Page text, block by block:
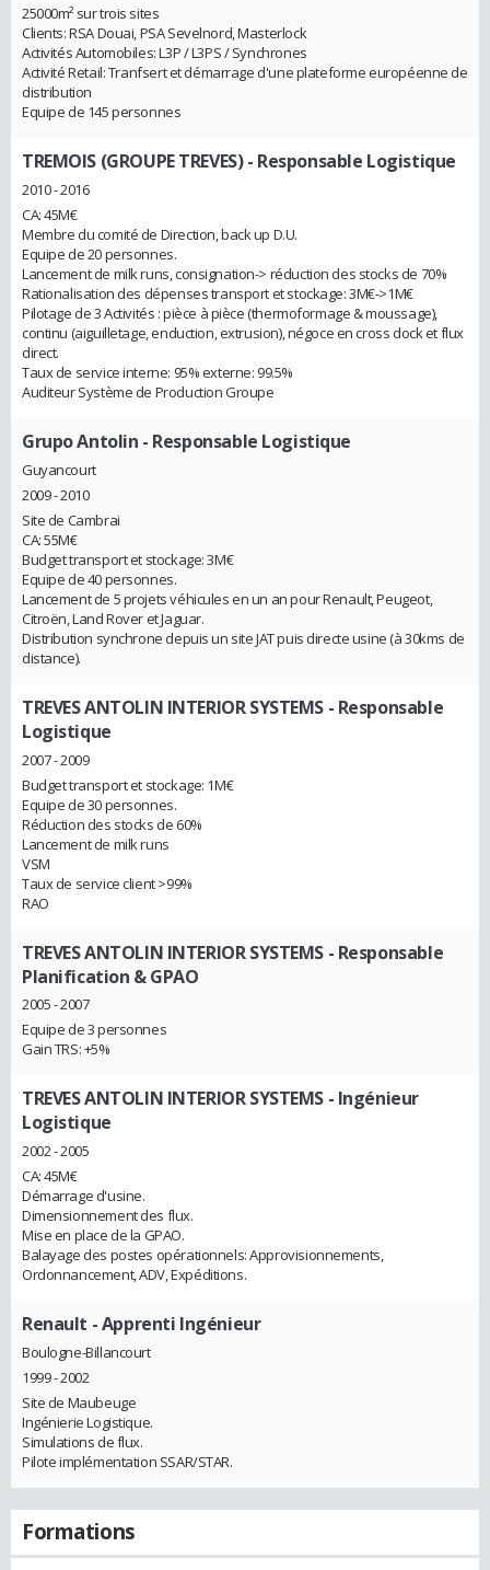
25000m² sur trois sites
Clients: RSA Douai, PSA Sevelnord, Masterlock
Activités Automobiles: L3P / L3PS / Synchrones
Activité Retail: Tranfsert et démarrage d'une plateforme européenne de
distribution
Equipe de 145 personnes
TREMOIS (GROUPE TREVES)- Responsable Logistique
2010 - 2016
CA: 45M€
Membre du comité de Direction, back up D.U.
Equipe de 20 personnes.
Lancement de milk runs, consignation-> réduction des stocks de 70%
Rationalisation des dépenses transport et stockage: 3M€->1M€
Pilotage de 3 Activités : pièce à pièce (thermoformage & moussage),
continu (aiguilletage, enduction, extrusion), négoce en cross dock et flux
direct.
Taux de service interne: 95% externe: 99.5%
Auditeur Système de Production Groupe
Grupo Antolin - Responsable Logistique
Guyancourt
2009 - 2010
Site de Cambrai
CA: 55M€
Budget transport et stockage: 3M€
Equipe de 40 personnes.
Lancement de 5 projets véhicules en un an pour Renault, Peugeot,
Citroën, Land Rover et Jaguar.
Distribution synchrone depuis un site JAT puis directe usine (à 30kms de
distance).
TREVES ANTOLIN INTERIOR SYSTEMS- Responsable
Logistique
2007 - 2009
Budget transport et stockage: 1M€
Equipe de 30 personnes.
Réduction des stocks de 60%
Lancement de milk runs
VSM
Taux de service client >99%
RAO
TREVES ANTOLIN INTERIOR SYSTEMS- Responsable
Planification & GPAO
2005 - 2007
Equipe de 3 personnes
Gain TRS: +5%
TREVES ANTOLIN INTERIOR SYSTEMS- Ingénieur
Logistique
2002 - 2005
CA: 45M€
Démarrage d'usine.
Dimensionnement des flux.
Mise en place de la GPAO.
Balayage des postes opérationnels: Approvisionnements,
Ordonnancement, ADV, Expéditions.
Renault - Apprenti Ingénieur
Boulogne-Billancourt
1999 - 2002
Site de Maubeuge
Ingénierie Logistique.
Simulations de flux.
Pilote implémentation SSAR/STAR.
Formations